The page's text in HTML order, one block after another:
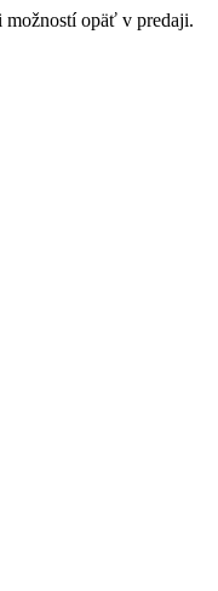
opäť v predaji.